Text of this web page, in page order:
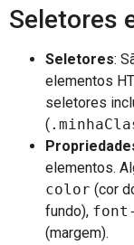
Seletores
Seletores:
elementos
seletores
(
elementos.
color (cor
fundo),
(margem).